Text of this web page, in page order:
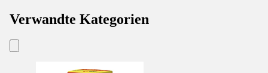
Verwandte Kategorien